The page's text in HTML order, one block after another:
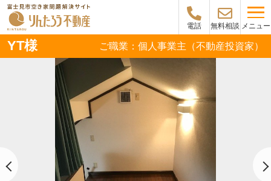
電話 無料相談 メニュー
YT様 ご職業：個人事業主（不動産投資家）